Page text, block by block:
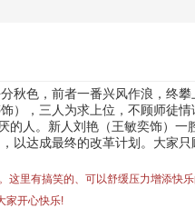
秋色，前者一番兴风作浪，终
），三人为求上位，不顾师徒
的人。新人刘艳（王敏奕饰）一
以达成最终的改革计划。大家
这里有搞笑的、可以舒缓压力增添快
家开心快乐!